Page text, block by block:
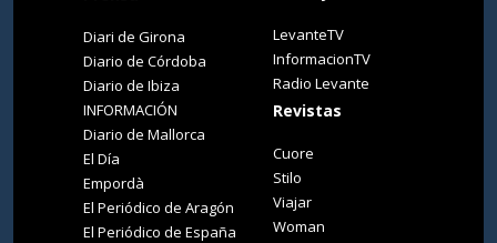
Diari de Girona
Diario de Córdoba
Diario de Ibiza
INFORMACIÓN
Diario de Mallorca
El Día
Empordà
El Periódico de Aragón
El Periódico de España
LevanteTV
InformacionTV
Radio Levante
Revistas
Cuore
Stilo
Viajar
Woman